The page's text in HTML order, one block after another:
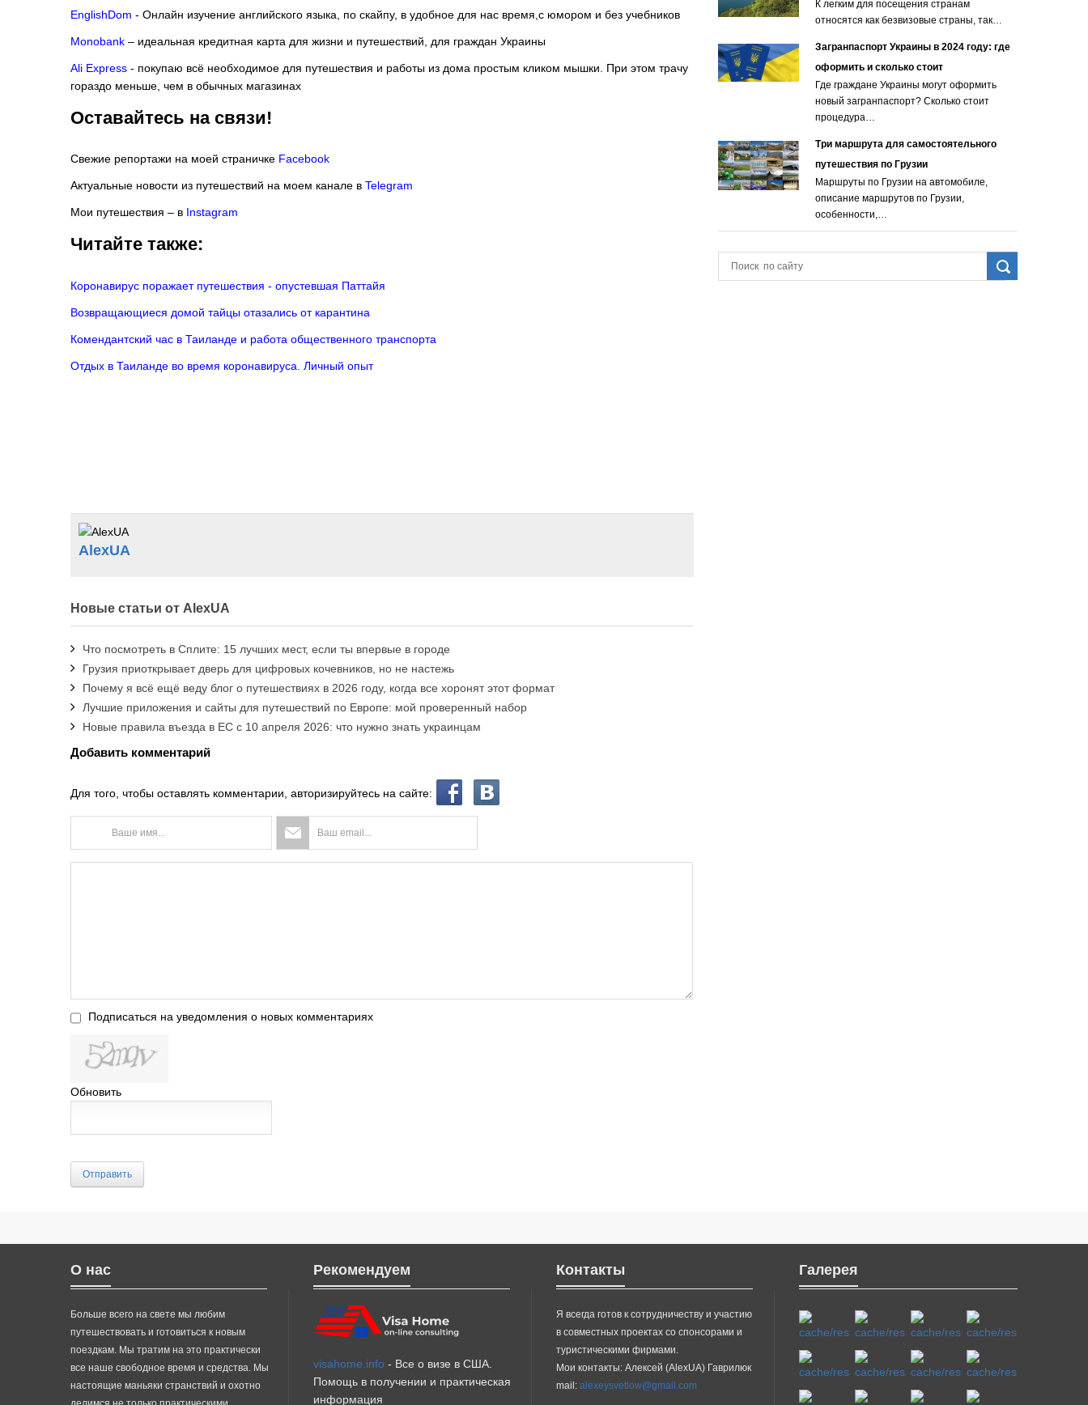
EnglishDom - Онлайн изучение английского языка, по скайпу, в удобное для нас время,с юмором и без учебников
Monobank – идеальная кредитная карта для жизни и путешествий, для граждан Украины
Ali Express - покупаю всё необходимое для путешествия и работы из дома простым кликом мышки. При этом трачу
гораздо меньше, чем в обычных магазинах
Оставайтесь на связи!
Свежие репортажи на моей страничке Facebook
Актуальные новости из путешествий на моем канале в Telegram
Мои путешествия – в Instagram
Читайте также:
Коронавирус поражает путешествия - опустевшая Паттайя
Возвращающиеся домой тайцы отазались от карантина
Комендантский час в Таиланде и работа общественного транспорта
Отдых в Таиланде во время коронавируса. Личный опыт
AlexUA
Новые статьи от AlexUA
Что посмотреть в Сплите: 15 лучших мест, если ты впервые в городе
Грузия приоткрывает дверь для цифровых кочевников, но не настежь
Почему я всё ещё веду блог о путешествиях в 2026 году, когда все хоронят этот формат
Лучшие приложения и сайты для путешествий по Европе: мой проверенный набор
Новые правила въезда в ЕС с 10 апреля 2026: что нужно знать украинцам
Добавить комментарий
Для того, чтобы оставлять комментарии, авторизируйтесь на сайте:
Подписаться на уведомления о новых комментариях
Обновить
Отправить
К легким для посещения странам
относятся как безвизовые страны, так…
Загранпаспорт Украины в 2024 году: где
оформить и сколько стоит
Где граждане Украины могут оформить
новый загранпаспорт? Сколько стоит
процедура…
Три маршрута для самостоятельного
путешествия по Грузии
Маршруты по Грузии на автомобиле,
описание маршрутов по Грузии,
особенности,…
О нас
Больше всего на свете мы любим
путешествовать и готовиться к новым
поездкам. Мы тратим на это практически
все наше свободное время и средства. Мы
настоящие маньяки странствий и охотно
Рекомендуем
visahome.info - Все о визе в США.
Помощь в получении и практическая
информация
Контакты
Я всегда готов к сотрудничеству и участию
в совместных проектах со спонсорами и
туристическими фирмами.
Мои контакты: Алексей (AlexUA) Гаврилюк
mail: alexeysvetlow@gmail.com
Галерея